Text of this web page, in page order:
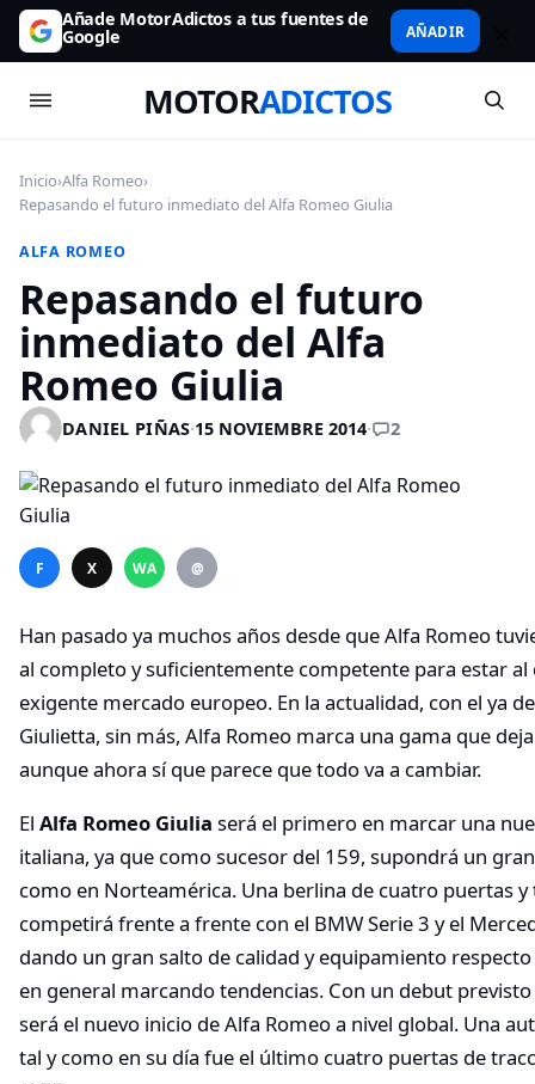
Añade MotorAdictos a tus fuentes de
Google AÑADIR
MOTORADICTOS
Inicio›Alfa Romeo›
Repasando el futuro inmediato del Alfa Romeo Giulia
ALFA ROMEO
Repasando el futuro
inmediato del Alfa
Romeo Giulia
DANIEL PIÑAS·15 NOVIEMBRE 2014· 2
F X WA @
Han pasado ya muchos años desde que Alfa Romeo
al completo y suficientemente competente para estar al
exigente mercado europeo. En la actualidad, con el ya
Giulietta, sin más, Alfa Romeo marca una gama que
aunque ahora sí que parece que todo va a cambiar.
El Alfa Romeo Giulia será el primero en marcar una
italiana, ya que como sucesor del 159, supondrá un
como en Norteamérica. Una berlina de cuatro puertas
competirá frente a frente con el BMW Serie 3 y el
dando un gran salto de calidad y equipamiento
en general marcando tendencias. Con un debut
será el nuevo inicio de Alfa Romeo a nivel global. Una
tal y como en su día fue el último cuatro puertas de